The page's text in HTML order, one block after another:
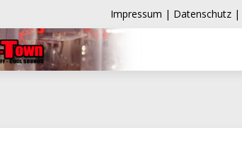
Impressum | Datenschutz |